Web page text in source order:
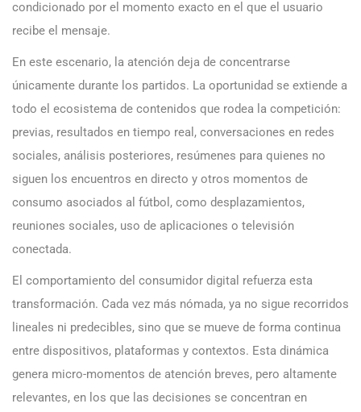
condicionado por el momento exacto en el que el usuario
recibe el mensaje.
En este escenario, la atención deja de concentrarse
únicamente durante los partidos. La oportunidad se extiende a
todo el ecosistema de contenidos que rodea la competición:
previas, resultados en tiempo real, conversaciones en redes
sociales, análisis posteriores, resúmenes para quienes no
siguen los encuentros en directo y otros momentos de
consumo asociados al fútbol, como desplazamientos,
reuniones sociales, uso de aplicaciones o televisión
conectada.
El comportamiento del consumidor digital refuerza esta
transformación. Cada vez más nómada, ya no sigue recorridos
lineales ni predecibles, sino que se mueve de forma continua
entre dispositivos, plataformas y contextos. Esta dinámica
genera micro-momentos de atención breves, pero altamente
relevantes, en los que las decisiones se concentran en